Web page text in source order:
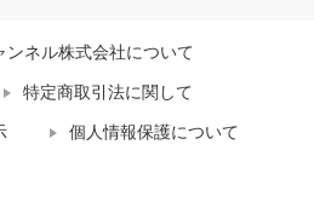
ンネル株式会社について
特定商取引法に関して
個人情報保護について